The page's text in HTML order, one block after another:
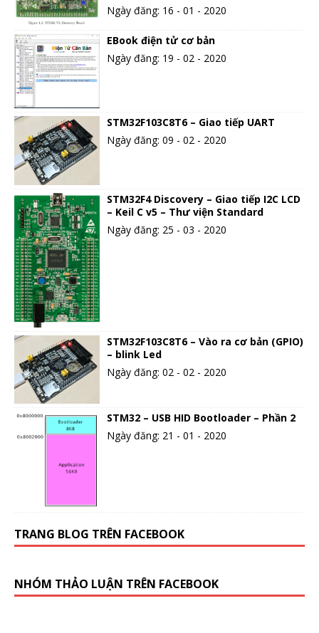
Ngày đăng: 16 - 01 - 2020
EBook điện tử cơ bản
Ngày đăng: 19 - 02 - 2020
STM32F103C8T6 – Giao tiếp UART
Ngày đăng: 09 - 02 - 2020
STM32F4 Discovery – Giao tiếp I2C LCD
– Keil C v5 – Thư viện Standard
Ngày đăng: 25 - 03 - 2020
STM32F103C8T6 – Vào ra cơ bản (GPIO)
– blink Led
Ngày đăng: 02 - 02 - 2020
STM32 – USB HID Bootloader – Phần 2
Ngày đăng: 21 - 01 - 2020
TRANG BLOG TRÊN FACEBOOK
NHÓM THẢO LUẬN TRÊN FACEBOOK